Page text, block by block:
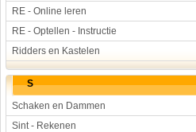
RE - Online leren
RE - Optellen - Instructie
Ridders en Kastelen
S
Schaken en Dammen
Sint - Rekenen